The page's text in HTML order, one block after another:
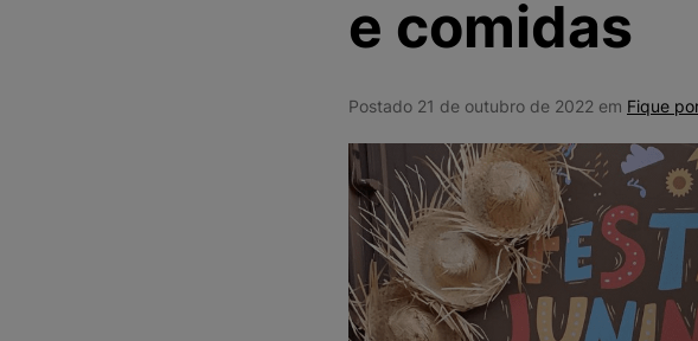
e comidas
Postado 21 de outubro de 2022 em Fique